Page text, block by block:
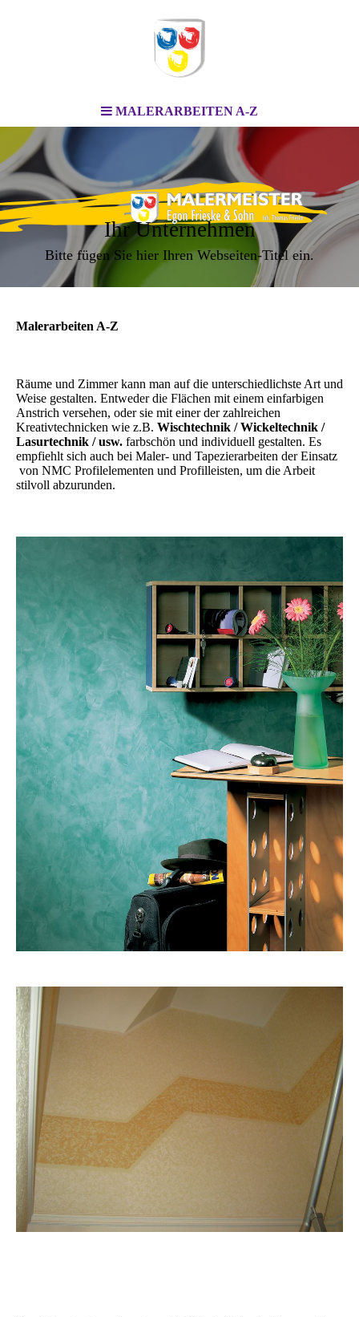
MALERARBEITEN A-Z
Ihr Unternehmen
Bitte fügen Sie hier Ihren Webseiten-Titel ein.
Malerarbeiten A-Z
Räume und Zimmer kann man auf die unterschiedlichste Art und
Weise gestalten. Entweder die Flächen mit einem einfarbigen
Anstrich versehen, oder sie mit einer der zahlreichen
Kreativtechnicken wie z.B. Wischtechnik / Wickeltechnik /
Lasurtechnik / usw. farbschön und individuell gestalten. Es
empfiehlt sich auch bei Maler- und Tapezierarbeiten der Einsatz
von NMC Profilelementen und Profilleisten, um die Arbeit
stilvoll abzurunden.